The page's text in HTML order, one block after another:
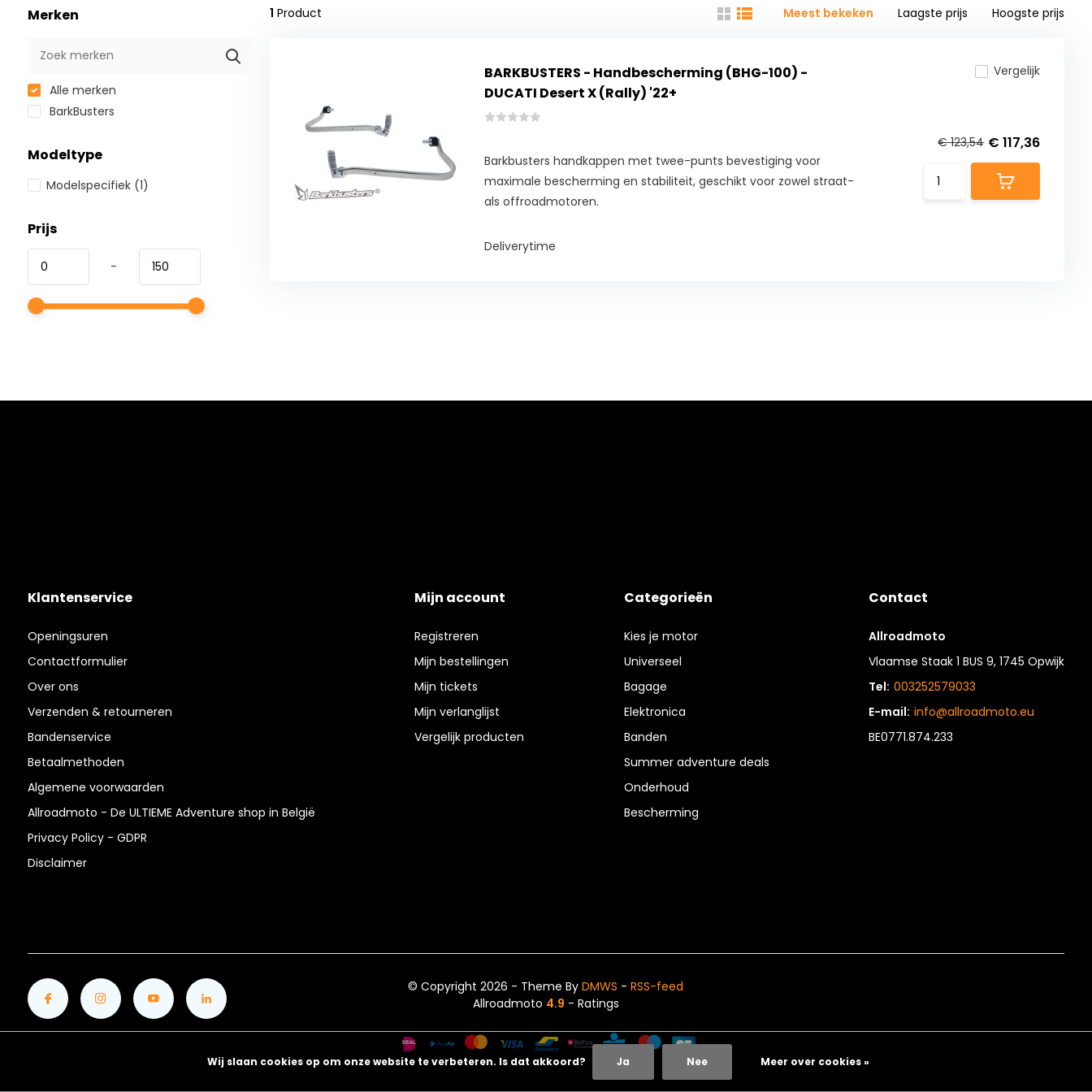
Merken
Alle merken
BarkBusters
Modeltype
Modelspecifiek (1)
Prijs
-
1 Product Meest bekeken Laagste prijs Hoogste prijs
BARKBUSTERS - Handbescherming (BHG-100) -
DUCATI Desert X (Rally) '22+
Barkbusters handkappen met twee-punts bevestiging voor
maximale bescherming en stabiliteit, geschikt voor zowel straat-
als offroadmotoren.
Deliverytime
Vergelijk
€ 123,54 € 117,36
Klantenservice
Openingsuren
Contactformulier
Over ons
Verzenden & retourneren
Bandenservice
Betaalmethoden
Algemene voorwaarden
Allroadmoto - De ULTIEME Adventure shop in België
Privacy Policy - GDPR
Disclaimer
Mijn account
Registreren
Mijn bestellingen
Mijn tickets
Mijn verlanglijst
Vergelijk producten
Categorieën
Kies je motor
Universeel
Bagage
Elektronica
Banden
Summer adventure deals
Onderhoud
Bescherming
Contact
Allroadmoto
Vlaamse Staak 1 BUS 9, 1745 Opwijk
Tel: 003252579033
E-mail: info@allroadmoto.eu
BE0771.874.233
© Copyright 2026 - Theme ByDMWS -RSS-feed
Allroadmoto 4.9 - Ratings
Wij slaan cookies op om onze website te verbeteren. Is dat akkoord? Ja Nee Meer over cookies »